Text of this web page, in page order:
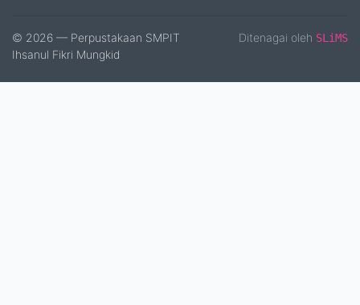
© 2026 — Perpustakaan SMPIT
Ihsanul Fikri Mungkid
Ditenagai oleh SLiMS